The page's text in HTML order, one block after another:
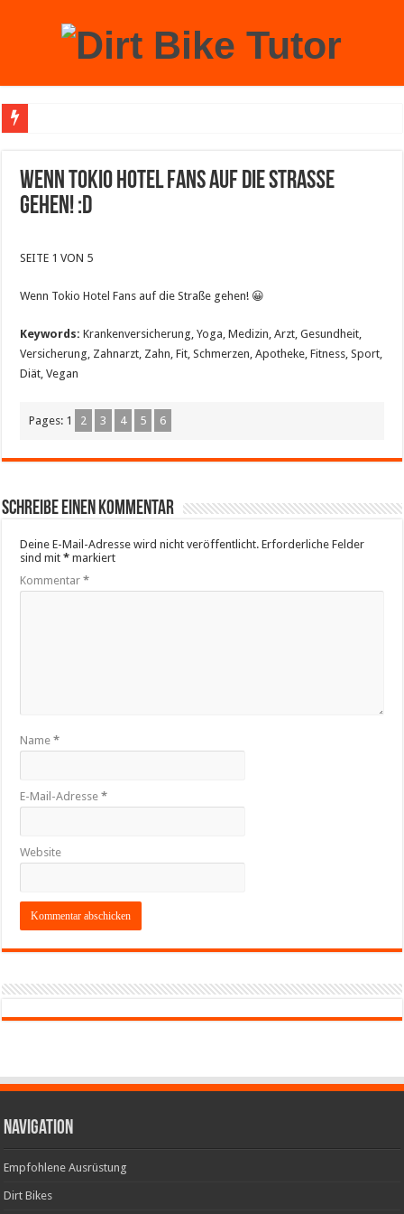
Wenn Tokio Hotel Fans auf die Straße
gehen! :D
SEITE 1 VON 5
Wenn Tokio Hotel Fans auf die Straße gehen! 😀
Keywords: Krankenversicherung, Yoga, Medizin, Arzt, Gesundheit,
Versicherung, Zahnarzt, Zahn, Fit, Schmerzen, Apotheke, Fitness, Sport,
Diät, Vegan
Pages: 1 2 3 4 5 6
Schreibe einen Kommentar
Deine E-Mail-Adresse wird nicht veröffentlicht. Erforderliche Felder
sind mit* markiert
Kommentar*
Name*
E-Mail-Adresse*
Website
Navigation
Empfohlene Ausrüstung
Dirt Bikes